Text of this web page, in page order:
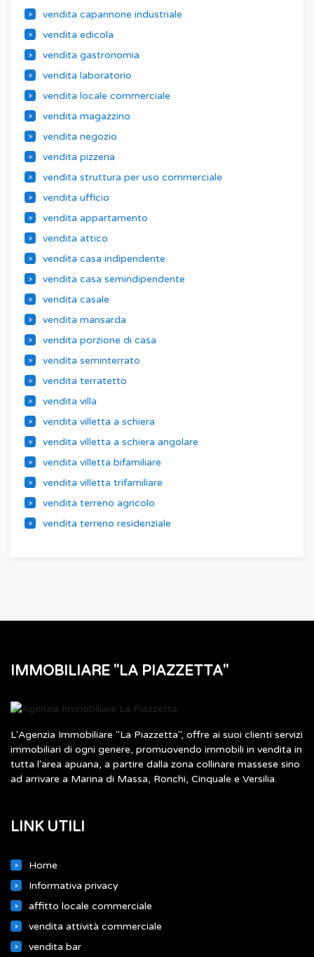
vendita capannone industriale
vendita edicola
vendita gastronomia
vendita laboratorio
vendita locale commerciale
vendita magazzino
vendita negozio
vendita pizzeria
vendita struttura per uso commerciale
vendita ufficio
vendita appartamento
vendita attico
vendita casa indipendente
vendita casa semindipendente
vendita casale
vendita mansarda
vendita porzione di casa
vendita seminterrato
vendita terratetto
vendita villa
vendita villetta a schiera
vendita villetta a schiera angolare
vendita villetta bifamiliare
vendita villetta trifamiliare
vendita terreno agricolo
vendita terreno residenziale
IMMOBILIARE "LA PIAZZETTA"
L'Agenzia Immobiliare "La Piazzetta", offre ai suoi clienti servizi
immobiliari di ogni genere, promuovendo immobili in vendita in
tutta l'area apuana, a partire dalla zona collinare massese sino
ad arrivare a Marina di Massa, Ronchi, Cinquale e Versilia.
LINK UTILI
Home
Informativa privacy
affitto locale commerciale
vendita attività commerciale
vendita bar